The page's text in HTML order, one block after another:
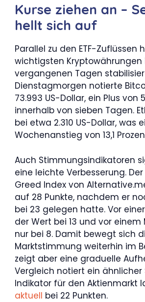
Kurse ziehen an –
hellt sich auf
Parallel zu den ETF-Zuflüssen
wichtigsten Kryptowährungen
vergangenen Tagen
Dienstagmorgen notierte
73.993 US-Dollar, ein Plus von
innerhalb von sieben Tagen.
bei etwa 2.310 US-Dollar, was
Wochenanstieg von 13,1
Auch Stimmungsindikatoren
eine leichte Verbesserung.
Greed Index von
auf 28 Punkte, nachdem er
bei 23 gelegen hatte. Vor
der Wert bei 13 und vor
nur bei 8. Damit bewegt sich
Marktstimmung weiterhin im
zeigt aber eine graduelle
Vergleich notiert ein
Indikator für den Aktienmarkt
aktuell bei 22 Punkten.